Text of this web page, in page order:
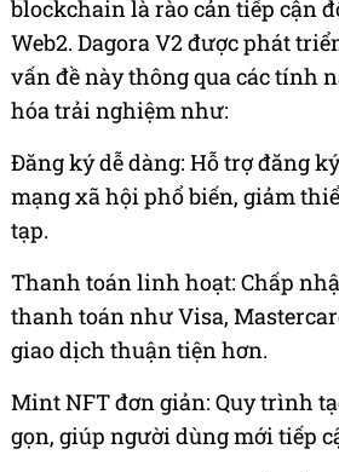
blockchain là rào cản tiếp cận
Web2. Dagora V2 được phát
vấn đề này thông qua các tính
hóa trải nghiệm như:
Đăng ký dễ dàng: Hỗ trợ đăng
mạng xã hội phổ biến, giảm
tạp.
Thanh toán linh hoạt: Chấp
thanh toán như Visa,
giao dịch thuận tiện hơn.
Mint NFT đơn giản: Quy trình
gọn, giúp người dùng mới tiếp